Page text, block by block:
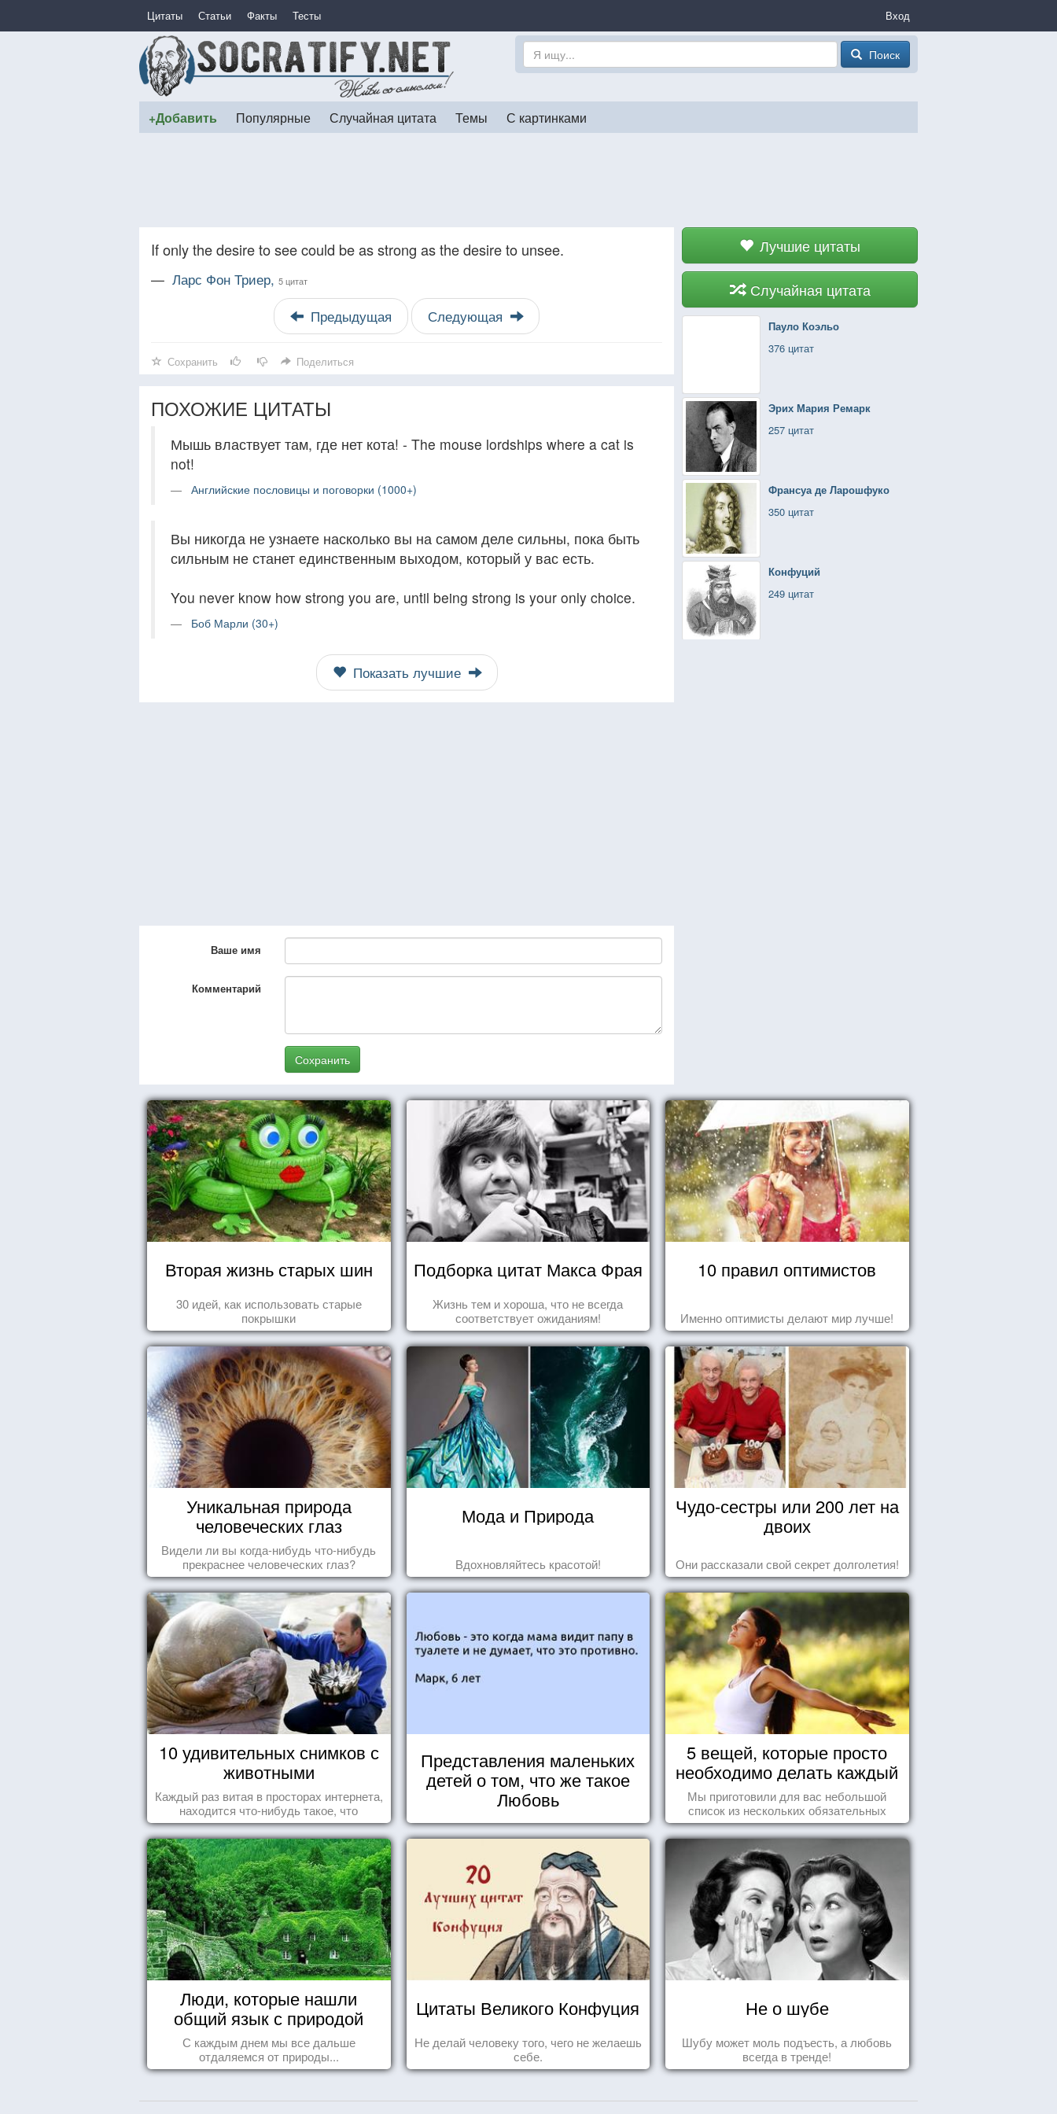
Цитаты Статьи Факты Тесты Вход
Поиск
+Добавить Популярные Случайная цитата Темы С картинками
Лучшие цитаты
Случайная цитата
Пауло Коэльо
376 цитат
Эрих Мария Ремарк
257 цитат
Франсуа де Ларошфуко
350 цитат
Конфуций
249 цитат
If only the desire to see could be as strong as the desire to unsee.
— Ларс Фон Триер, 5 цитат
Предыдущая Следующая
Сохранить Поделиться
ПОХОЖИЕ ЦИТАТЫ
Мышь властвует там, где нет кота! - The mouse lordships where a cat is
not!
Английские пословицы и поговорки (1000+)
Вы никогда не узнаете насколько вы на самом деле сильны, пока быть
сильным не станет единственным выходом, который у вас есть.
You never know how strong you are, until being strong is your only choice.
Боб Марли (30+)
Показать лучшие
Ваше имя
Комментарий
Сохранить
Вторая жизнь старых шин
30 идей, как использовать старые
покрышки
Подборка цитат Макса Фрая
Жизнь тем и хороша, что не всегда
соответствует ожиданиям!
10 правил оптимистов
Именно оптимисты делают мир лучше!
Уникальная природа
человеческих глаз
Видели ли вы когда-нибудь что-нибудь
прекраснее человеческих глаз?
Мода и Природа
Вдохновляйтесь красотой!
Чудо-сестры или 200 лет на
двоих
Они рассказали свой секрет долголетия!
10 удивительных снимков с
животными
Каждый раз витая в просторах интернета,
находится что-нибудь такое, что
заставляет улыбнуться, удивиться,
восхититься...
Представления маленьких
детей о том, что же такое
Любовь
5 вещей, которые просто
необходимо делать каждый
день
Мы приготовили для вас небольшой
список из нескольких обязательных
вещей, которые должны стать частью
вашего дня.
Люди, которые нашли
общий язык с природой
С каждым днем мы все дальше
отдаляемся от природы...
Цитаты Великого Конфуция
Не делай человеку того, чего не желаешь
себе.
Не о шубе
Шубу может моль подъесть, а любовь
всегда в тренде!